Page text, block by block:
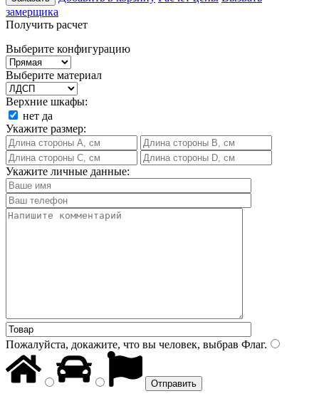
замерщика
Получить расчет
Выберите конфигурацию
Выберите материал
Верхние шкафы:
нет да
Укажите размер:
Укажите личные данные:
Пожалуйста, докажите, что вы человек, выбрав Флаг.